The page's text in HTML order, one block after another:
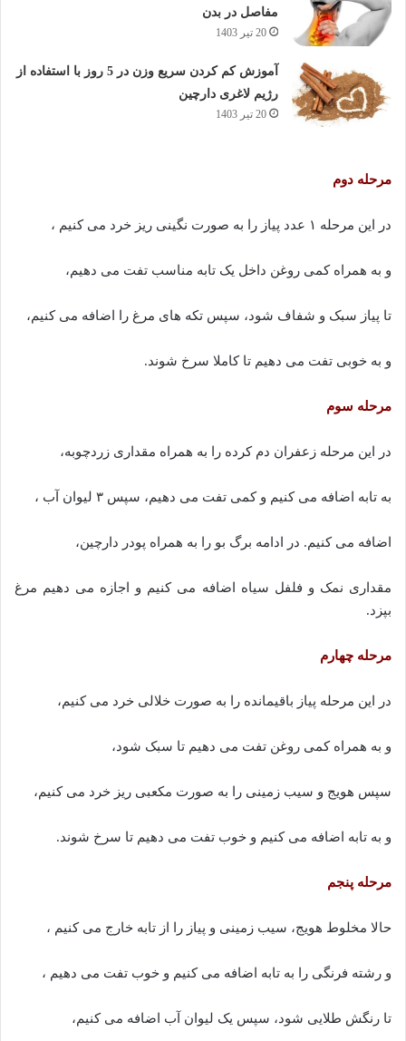
مفاصل در بدن
20 تیر 1403
آموزش کم کردن سریع وزن در 5 روز با استفاده از
رژیم لاغری دارچین
20 تیر 1403
مرحله دوم
در این مرحله ۱ عدد پیاز را به صورت نگینی ریز خرد می کنیم ،
و به همراه کمی روغن داخل یک تابه مناسب تفت می دهیم،
تا پیاز سبک و شفاف شود، سپس تکه های مرغ را اضافه می کنیم،
و به خوبی تفت می دهیم تا کاملا سرخ شوند.
مرحله سوم
در این مرحله زعفران دم کرده را به همراه مقداری زردچوبه،
به تابه اضافه می کنیم و کمی تفت می دهیم، سپس ۳ لیوان آب ،
اضافه می کنیم. در ادامه برگ بو را به همراه پودر دارچین،
مقداری نمک و فلفل سیاه اضافه می کنیم و اجازه می دهیم مرغ
بپزد.
مرحله چهارم
در این مرحله پیاز باقیمانده را به صورت خلالی خرد می کنیم،
و به همراه کمی روغن تفت می دهیم تا سبک شود،
سپس هویج و سیب زمینی را به صورت مکعبی ریز خرد می کنیم،
و به تابه اضافه می کنیم و خوب تفت می دهیم تا سرخ شوند.
مرحله پنجم
حالا مخلوط هویج، سیب زمینی و پیاز را از تابه خارج می کنیم ،
و رشته فرنگی را به تابه اضافه می کنیم و خوب تفت می دهیم ،
تا رنگش طلایی شود، سپس یک لیوان آب اضافه می کنیم،